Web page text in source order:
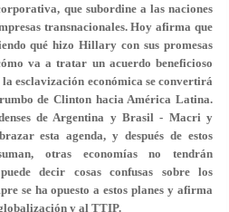
que subordine a las naciones
transnacionales. Hoy afirma que
qué hizo Hillary con sus promesas
va a tratar un acuerdo beneficioso
esclavización económica se convertirá
de Clinton hacia América Latina.
de Argentina y Brasil - Macri y
esta agenda, y después de estos
otras economías no tendrán
decir cosas confusas sobre los
se ha opuesto a estos planes y afirma
y al TTIP.